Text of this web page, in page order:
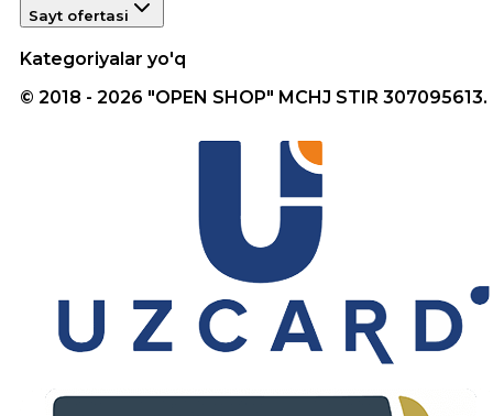
Sayt ofertasi
Kategoriyalar yo'q
© 2018 - 2026 "OPEN SHOP" MCHJ STIR 307095613.